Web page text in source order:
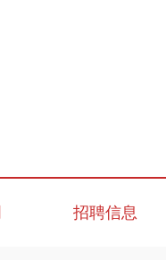
招聘信息